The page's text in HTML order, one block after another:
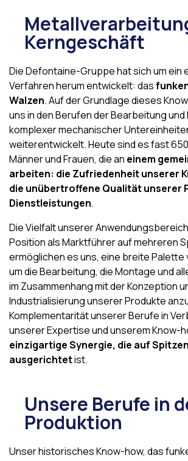
Kerngeschäft
Die Defontaine-Gruppe hat sich um ein
Verfahren herum entwickelt: das
Walzen. Auf der Grundlage dieses
uns in den Berufen der Bearbeitung
komplexer mechanischer
weiterentwickelt. Heute sind es fast
Männer und Frauen, die an einem
arbeiten: die Zufriedenheit unserer
die unübertroffene Qualität unserer
Dienstleistungen.
Die Vielfalt unserer
Position als Marktführer auf mehreren
ermöglichen es uns, eine breite Palette
um die Bearbeitung, die Montage und
im Zusammenhang mit der Konzeption
Industrialisierung unserer Produkte
Komplementarität unserer Berufe in
unserer Expertise und unserem Know-
einzigartige Synergie, die auf
ausgerichtetist.
Unsere Berufe in
Produktion
Unser historisches Know-how, das